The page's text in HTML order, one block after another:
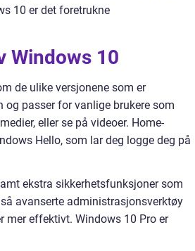
10 er det foretrukne
Windows 10
de ulike versjonene som er
og passer for vanlige brukere som
eller se på videoer. Home-
Hello, som lar deg logge deg på
ekstra sikkerhetsfunksjoner som
avanserte administrasjonsverktøy
mer effektivt. Windows 10 Pro er